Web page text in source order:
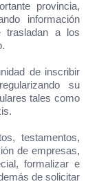
provincia,
información
trasladan a los
de inscribir
su
tales como
testamentos,
de empresas,
formalizar e
de solicitar